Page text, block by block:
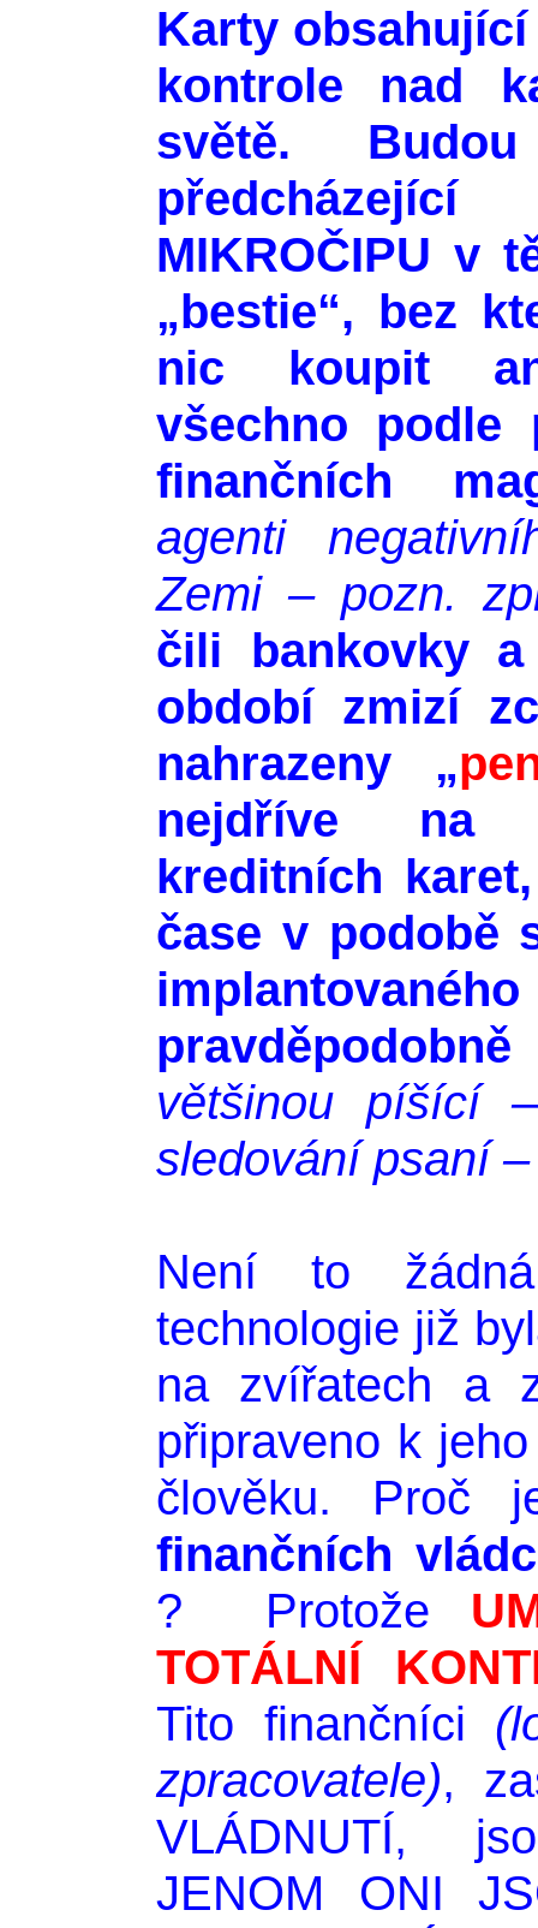
Karty
kontrole nad
světě.
MIKROČIPU v
„bestie“, bez
nic koupit
všechno podle
finančních
agenti
Zemi – pozn.
čili bankovky
období zmizí
nahrazeny „
nejdříve na
kreditních
čase v podobě
většinou píšící
sledování psaní
Není to
technologie již
na zvířatech a
připraveno k
člověku. Proč
finančních
? Protože
TOTÁLNÍ
Tito finančníci
zpracovatele),
VLÁDNUTÍ,
JENOM ONI